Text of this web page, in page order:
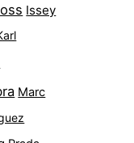
Issey
Marc